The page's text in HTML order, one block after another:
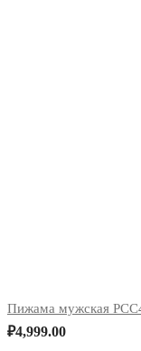
Пижама мужская
₽4,999.00